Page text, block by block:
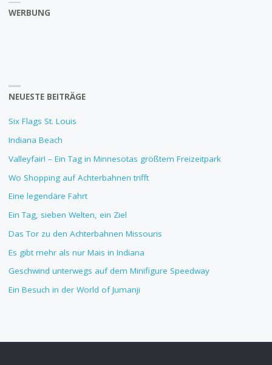
WERBUNG
NEUESTE BEITRÄGE
Six Flags St. Louis
Indiana Beach
Valleyfair! – Ein Tag in Minnesotas größtem Freizeitpark
Wo Shopping auf Achterbahnen trifft
Eine legendäre Fahrt
Ein Tag, sieben Welten, ein Ziel
Das Tor zu den Achterbahnen Missouris
Es gibt mehr als nur Mais in Indiana
Geschwind unterwegs auf dem Minifigure Speedway
Ein Besuch in der World of Jumanji